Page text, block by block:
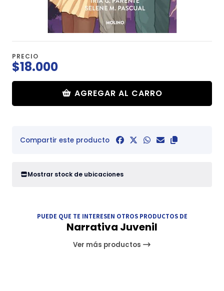
PRECIO
$18.000
AGREGAR AL CARRO
Compartir este producto
Mostrar stock de ubicaciones
PUEDE QUE TE INTERESEN OTROS PRODUCTOS DE
Narrativa Juvenil
Ver más productos